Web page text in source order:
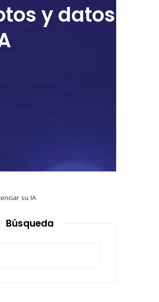
y datos
su IA
Búsqueda